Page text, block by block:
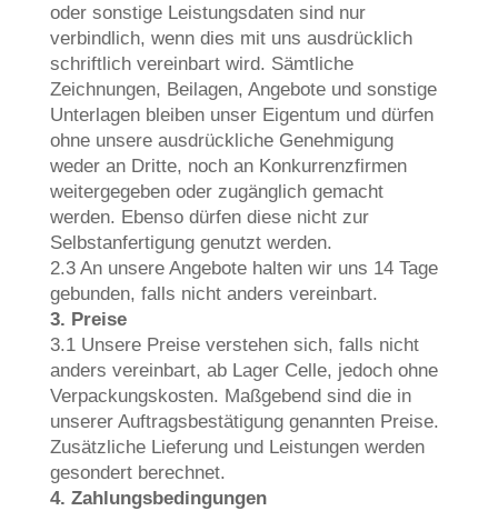
oder sonstige Leistungsdaten sind nur
verbindlich, wenn dies mit uns ausdrücklich
schriftlich vereinbart wird. Sämtliche
Zeichnungen, Beilagen, Angebote und sonstige
Unterlagen bleiben unser Eigentum und dürfen
ohne unsere ausdrückliche Genehmigung
weder an Dritte, noch an Konkurrenzfirmen
weitergegeben oder zugänglich gemacht
werden. Ebenso dürfen diese nicht zur
Selbstanfertigung genutzt werden.
2.3 An unsere Angebote halten wir uns 14 Tage
gebunden, falls nicht anders vereinbart.
3. Preise
3.1 Unsere Preise verstehen sich, falls nicht
anders vereinbart, ab Lager Celle, jedoch ohne
Verpackungskosten. Maßgebend sind die in
unserer Auftragsbestätigung genannten Preise.
Zusätzliche Lieferung und Leistungen werden
gesondert berechnet.
4. Zahlungsbedingungen